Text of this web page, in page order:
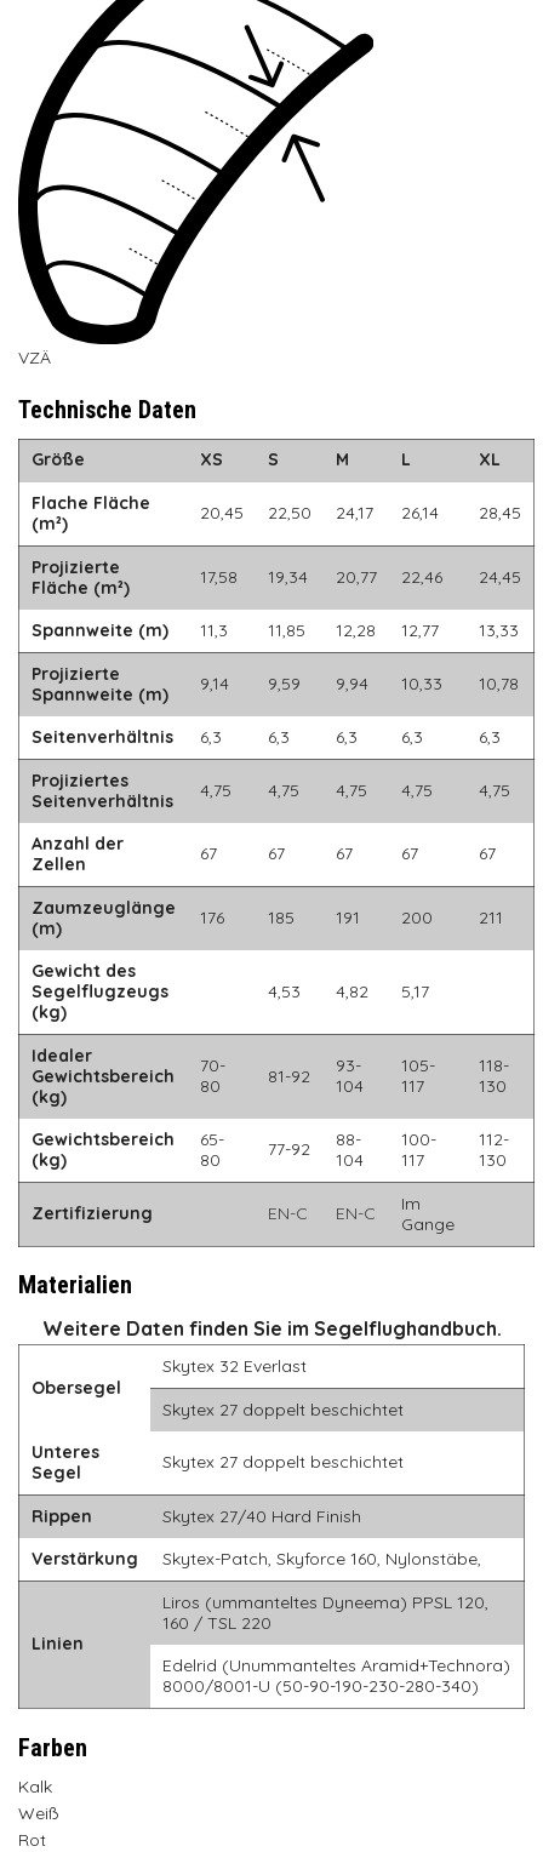
VZÄ
Technische Daten
Größe XS S M L
XL
Flache Fläche
(m²)
20,45 22,50 24,17 26,14 28,45
Projizierte
Fläche (m²)
17,58 19,34 20,77 22,46 24,45
Spannweite (m) 11,3 11,85 12,28 12,77
13,33
Projizierte
Spannweite (m)
9,14 9,59 9,94 10,33 10,78
Seitenverhältnis 6,3 6,3 6,3 6,3
6,3
Projiziertes
Seitenverhältnis
4,75 4,75 4,75 4,75 4,75
Anzahl der
Zellen
67 67 67 67 67
Zaumzeuglänge
(m)
176 185 191 200 211
Gewicht des
Segelflugzeugs
(kg)
4,53 4,82 5,17
Idealer
Gewichtsbereich
(kg)
70-
80
81-92
93-
104
105-
117
118-
130
Gewichtsbereich
(kg)
65-
80
77-92
88-
104
100-
117
112-
130
Zertifizierung EN-C EN-C
Im
Gange
Materialien
Weitere Daten finden Sie im Segelflughandbuch.
Obersegel
Skytex 32 Everlast
Skytex 27 doppelt beschichtet
Unteres
Segel
Skytex 27 doppelt beschichtet
Rippen
Skytex 27/40 Hard Finish
Verstärkung
Skytex-Patch, Skyforce 160, Nylonstäbe,
Linien
Liros (ummanteltes Dyneema) PPSL 120,
160 / TSL 220
Edelrid (Unummanteltes Aramid+Technora)
8000/8001-U (50-90-190-230-280-340)
Farben
Kalk
Weiß
Rot